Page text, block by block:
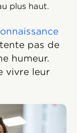
plus haut.
pas de
humeur.
vivre leur